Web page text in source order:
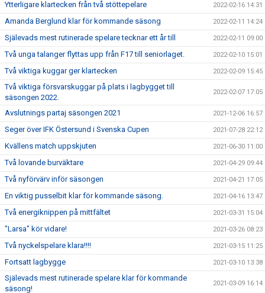
Ytterligare klartecken från två stöttepelare 2022-02-16 14:31
Amanda Berglund klar för kommande säsong 2022-02-11 14:24
Själevads mest rutinerade spelare tecknar ett år till 2022-02-11 09:00
Två unga talanger flyttas upp från F17 till seniorlaget. 2022-02-10 15:01
Två viktiga kuggar ger klartecken 2022-02-09 15:45
Två viktiga försvarskuggar på plats i lagbygget till
säsongen 2022.
2022-02-07 17:05
Avslutnings partaj säsongen 2021 2021-12-06 16:57
Seger över IFK Östersund i Svenska Cupen 2021-07-28 22:12
Kvällens match uppskjuten 2021-06-30 11:00
Två lovande burväktare 2021-04-29 09:44
Två nyförvärv inför säsongen 2021-04-21 17:05
En viktig pusselbit klar för kommande säsong. 2021-04-16 13:47
Två energiknippen på mittfältet 2021-03-31 15:04
"Larsa" kör vidare! 2021-03-26 08:23
Två nyckelspelare klara!!!! 2021-03-15 11:25
Fortsatt lagbygge 2021-03-10 13:38
Själevads mest rutinerade spelare klar för kommande
säsong!
2021-03-09 16:14